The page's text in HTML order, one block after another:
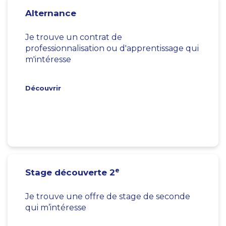
Alternance
Je trouve un contrat de
professionnalisation ou d'apprentissage qui
m'intéresse
Découvrir
Stage découverte 2e
Je trouve une offre de stage de seconde
qui m’intéresse